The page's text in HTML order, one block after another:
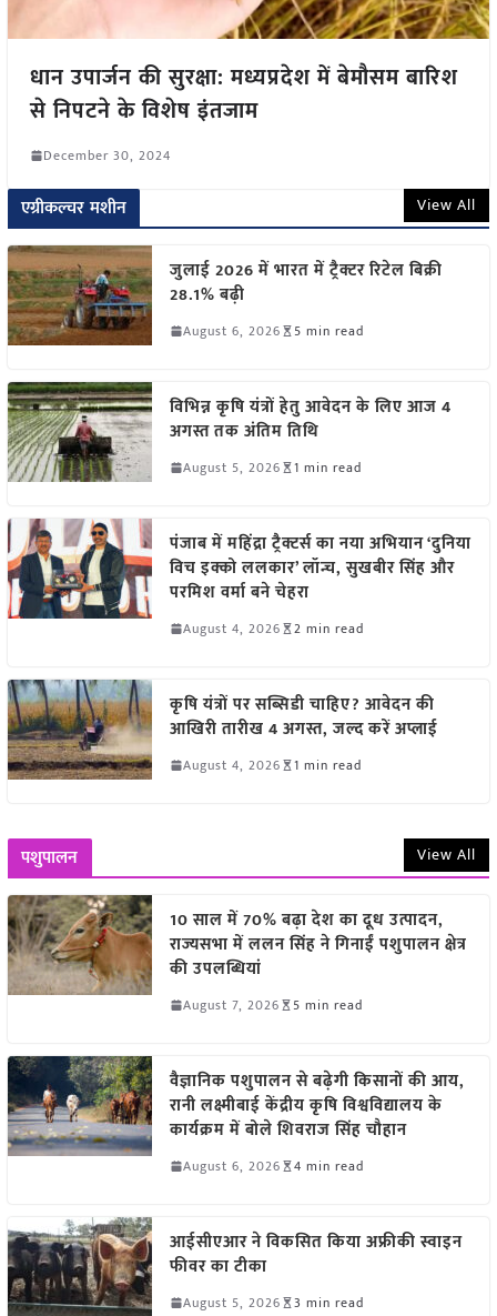
धान उपार्जन की सुरक्षा: मध्यप्रदेश में बेमौसम बारिश
से निपटने के विशेष इंतजाम
December 30, 2024
एग्रीकल्चर मशीन View All
जुलाई 2026 में भारत में ट्रैक्टर रिटेल बिक्री
28.1% बढ़ी
August 6, 2026 5 min read
विभिन्न कृषि यंत्रों हेतु आवेदन के लिए आज 4
अगस्त तक अंतिम तिथि
August 5, 2026 1 min read
पंजाब में महिंद्रा ट्रैक्टर्स का नया अभियान ‘दुनिया
विच इक्को ललकार’ लॉन्च, सुखबीर सिंह और
परमिश वर्मा बने चेहरा
August 4, 2026 2 min read
कृषि यंत्रों पर सब्सिडी चाहिए? आवेदन की
आखिरी तारीख 4 अगस्त, जल्द करें अप्लाई
August 4, 2026 1 min read
पशुपालन View All
10 साल में 70% बढ़ा देश का दूध उत्पादन,
राज्यसभा में ललन सिंह ने गिनाईं पशुपालन क्षेत्र
की उपलब्धियां
August 7, 2026 5 min read
वैज्ञानिक पशुपालन से बढ़ेगी किसानों की आय,
रानी लक्ष्मीबाई केंद्रीय कृषि विश्वविद्यालय के
कार्यक्रम में बोले शिवराज सिंह चौहान
August 6, 2026 4 min read
आईसीएआर ने विकसित किया अफ्रीकी स्वाइन
फीवर का टीका
August 5, 2026 3 min read